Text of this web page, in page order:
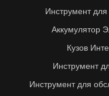
Инструмент
Аккумулятор
Кузов
Инструмент
Инструмент для